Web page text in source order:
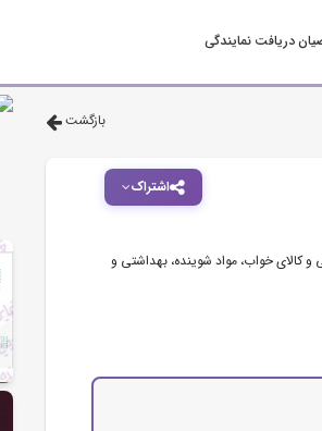
دریافت نمایندگی
بازگشت
اشتراک
و کالای خواب، مواد شوینده، بهداشتی و